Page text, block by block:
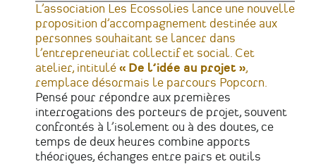
France
L’association Les Ecossolies lance une nouvelle
proposition d’accompagnement destinée aux
personnes souhaitant se lancer dans
l’entrepreneuriat collectif et social. Cet
atelier, intitulé « De l’idée au projet »,
remplace désormais le parcours Popcorn.
Pensé pour répondre aux premières
interrogations des porteurs de projet, souvent
confrontés à l’isolement ou à des doutes, ce
temps de deux heures combine apports
théoriques, échanges entre pairs et outils